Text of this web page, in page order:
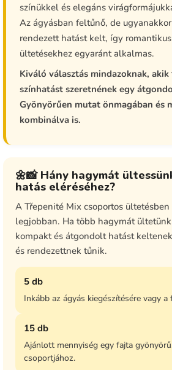
színükkel és elegáns
Az ágyásban feltűnő, de
rendezett hatást kelt, így
ültetésekhez egyaránt alkalmas.
Kiváló választás mindazoknak, akik
színhatást szeretnének egy
Gyönyörűen mutat önmagában és
kombinálva is.
🌼📸 Hány hagymát
hatás eléréséhez?
A Třepenité Mix csoportos ültetésben
legjobban. Ha több hagymát
kompakt és átgondolt hatást
és rendezettnek tűnik.
5 db
Inkább az ágyás kiegészítésére vagy
15 db
Ajánlott mennyiség egy fajta
csoportjához.